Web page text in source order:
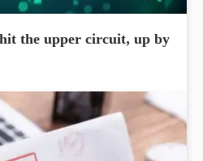
the upper circuit, up by